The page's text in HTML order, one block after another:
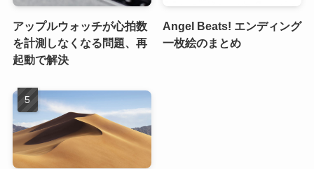
アップルウォッチが心拍数
を計測しなくなる問題、再
起動で解決
Angel Beats! エンディング
一枚絵のまとめ